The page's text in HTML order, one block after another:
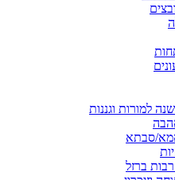
למורות וגננות
סבתא
ברזל